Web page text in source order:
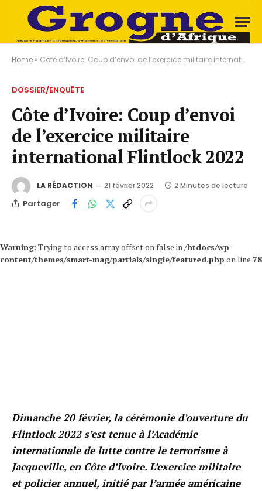
Home » Côte d’Ivoire: Coup d’envoi de l’exercice militaire international Flintlock 2022
DOSSIER/ENQUÊTE
Côte d’Ivoire: Coup d’envoi
de l’exercice militaire
international Flintlock 2022
LA RÉDACTION 21 février 2022 2 Minutes de lecture
Partager
Warning: Trying to access array offset on false in/htdocs/wp-
content/themes/smart-mag/partials/single/featured.php on line 78
Dimanche 20 février, la cérémonie d’ouverture du
Flintlock 2022 s’est tenue à l’Académie
internationale de lutte contre le terrorisme à
Jacqueville, en Côte d’Ivoire. L’exercice militaire
et policier annuel, initié par l’armée américaine